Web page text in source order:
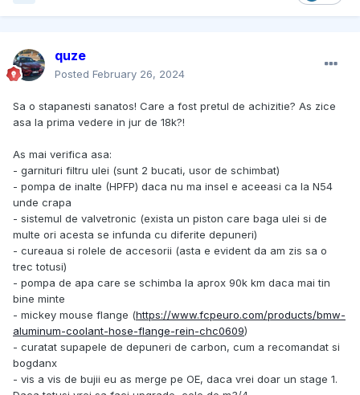
quze
Posted February 26, 2024
Sa o stapanesti sanatos! Care a fost pretul de achizitie? As zice
asa la prima vedere in jur de 18k?!
As mai verifica asa:
- garnituri filtru ulei (sunt 2 bucati, usor de schimbat)
- pompa de inalte (HPFP) daca nu ma insel e aceeasi ca la N54
unde crapa
- sistemul de valvetronic (exista un piston care baga ulei si de
multe ori acesta se infunda cu diferite depuneri)
- cureaua si rolele de accesorii (asta e evident da am zis sa o
trec totusi)
- pompa de apa care se schimba la aprox 90k km daca mai tin
bine minte
- mickey mouse flange (https://www.fcpeuro.com/products/bmw-
aluminum-coolant-hose-flange-rein-chc0609)
- curatat supapele de depuneri de carbon, cum a recomandat si
bogdanx
- vis a vis de bujii eu as merge pe OE, daca vrei doar un stage 1.